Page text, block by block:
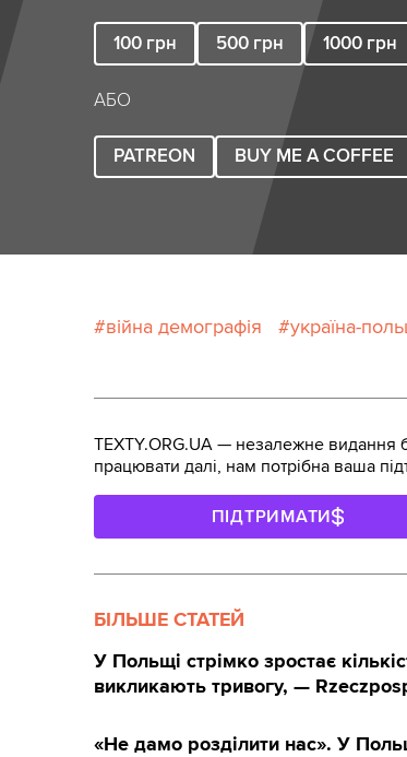
100 грн 500 грн 1000 грн
АБО
PATREON BUY ME A COFFEE
війна демографія україна-
TEXTY.ORG.UA — незалежне видання
працювати далі, нам потрібна ваша
ПІДТРИМАТИ
БІЛЬШЕ СТАТЕЙ
У Польщі стрімко зростає
викликають тривогу, —
«Не дамо розділити нас». У